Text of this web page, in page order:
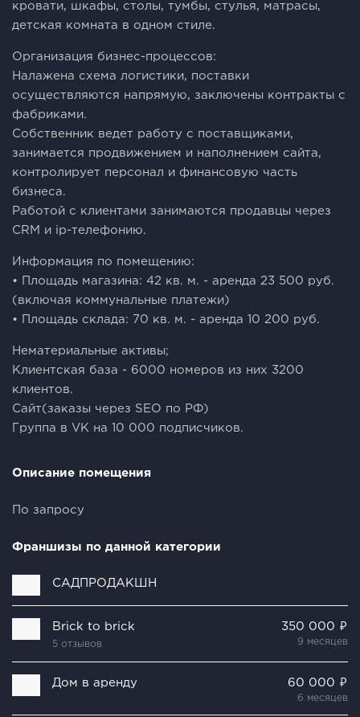
кровати, шкафы, столы, тумбы, стулья, матрасы,
детская комната в одном стиле.
Организация бизнес-процессов:
Налажена схема логистики, поставки
осуществляются напрямую, заключены контракты с
фабриками.
Собственник ведет работу с поставщиками,
занимается продвижением и наполнением сайта,
контролирует персонал и финансовую часть
бизнеса.
Работой с клиентами занимаются продавцы через
СRМ и iр-телефонию.
Информация по помещению:
• Площадь магазина: 42 кв. м. - аренда 23 500 руб.
(включая коммунальные платежи)
• Площадь склада: 70 кв. м. - аренда 10 200 руб.
Нематериальные активы;
Клиентская база - 6000 номеров из них 3200
клиентов.
Сайт(заказы через SЕО по РФ)
Группа в VК на 10 000 подписчиков.
Описание помещения
По запросу
Франшизы по данной категории
САДПРОДАКШН
Brick to brick
5 отзывов
350 000 ₽
9 месяцев
Дом в аренду 60 000 ₽
6 месяцев